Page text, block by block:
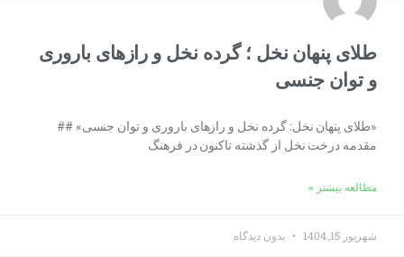
طلای پنهان نخل ؛ گرده نخل و رازهای باروری
و توان جنسی
«طلای پنهان نخل: گرده نخل و رازهای باروری و توان جنسی» ##
مقدمه درخت نخل از گذشته تاکنون در فرهنگ
مطالعه بیشتر »
شهریور 15, 1404 بدون دیدگاه